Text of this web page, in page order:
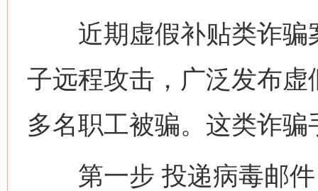
近期虚假补贴类诈骗
子远程攻击，广泛发布
多名职工被骗。这类诈
第一步 投递病毒邮件